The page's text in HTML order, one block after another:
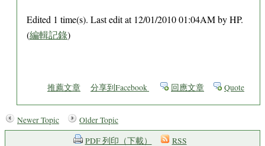
Edited 1 time(s). Last edit at 12/01/2010 01:04AM by HP.
(編輯記錄)
推薦文章 分享到Facebook 回應文章 Quote
Newer Topic
Older Topic
PDF 列印（下載）
RSS